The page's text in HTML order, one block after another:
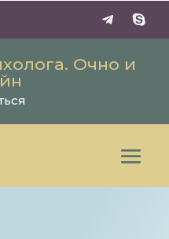
Очно и